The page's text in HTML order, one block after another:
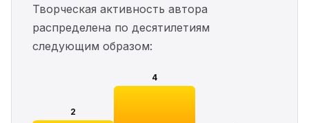
Творческая активность автора
распределена по десятилетиям
следующим образом:
2
4